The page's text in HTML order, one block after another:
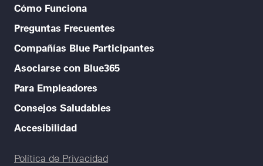
Cómo Funciona
Preguntas Frecuentes
Compañías Blue Participantes
Asociarse con Blue365
Para Empleadores
Consejos Saludables
Accesibilidad
Legal menu
Política de Privacidad